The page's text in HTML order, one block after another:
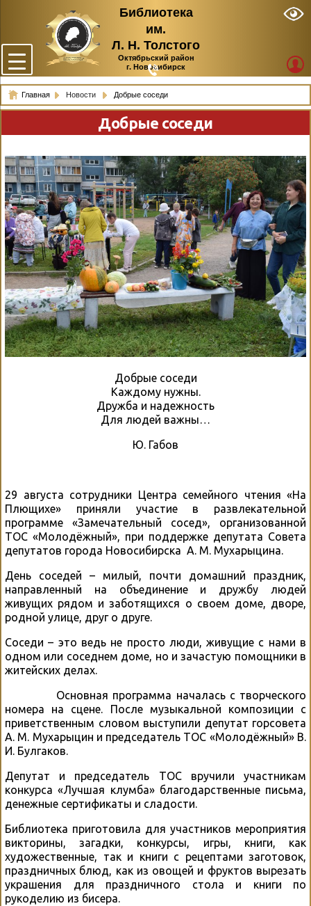
Библиотека
им.
Л. Н. Толстого
Октябрьский район
г. Новосибирск
Главная Новости Добрые соседи
Добрые соседи
Добрые соседи
Каждому нужны.
Дружба и надежность
Для людей важны…
Ю. Габов
29 августа сотрудники Центра семейного чтения «На
Плющихе» приняли участие в развлекательной
программе «Замечательный сосед», организованной
ТОС «Молодёжный», при поддержке депутата Совета
депутатов города Новосибирска А. М. Мухарыцина.
День соседей – милый, почти домашний праздник,
направленный на объединение и дружбу людей
живущих рядом и заботящихся о своем доме, дворе,
родной улице, друг о друге.
Соседи – это ведь не просто люди, живущие с нами в
одном или соседнем доме, но и зачастую помощники в
житейских делах.
Основная программа началась с творческого
номера на сцене. После музыкальной композиции с
приветственным словом выступили депутат горсовета
А. М. Мухарыцин и председатель ТОС «Молодёжный» В.
И. Булгаков.
Депутат и председатель ТОС вручили участникам
конкурса «Лучшая клумба» благодарственные письма,
денежные сертификаты и сладости.
Библиотека приготовила для участников мероприятия
викторины, загадки, конкурсы, игры, книги, как
художественные, так и книги с рецептами заготовок,
праздничных блюд, как из овощей и фруктов вырезать
украшения для праздничного стола и книги по
рукоделию из бисера.